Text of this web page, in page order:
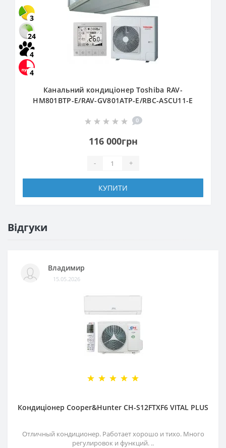
3
24
4
4
Канальний кондиціонер Toshiba RAV-
HM801BTP-E/RAV-GV801ATP-E/RBC-ASCU11-E
0
116 000грн
- +
КУПИТИ
Відгуки
Владимир
15.05.2026
Кондиціонер Cooper&Hunter CH-S12FTXF6 VITAL PLUS
Отличный кондиционер. Работает хорошо и тихо. Много
регулировок и функций. ..